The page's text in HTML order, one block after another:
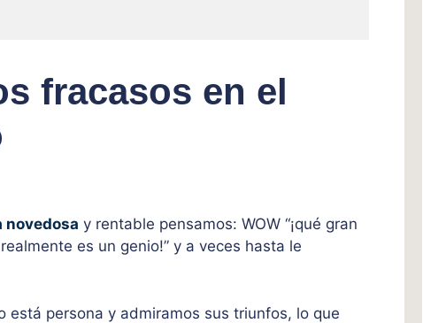
fracasos en el
novedosa y rentable pensamos: WOW “¡qué gran
realmente es un genio!” y a veces hasta le
está persona y admiramos sus triunfos, lo que